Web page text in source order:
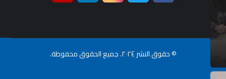
© حقوق النشر ٢٠٢٤. جميع الحقوق محفوظة.